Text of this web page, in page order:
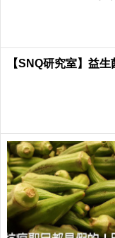
【SNQ研究室】益